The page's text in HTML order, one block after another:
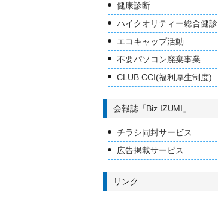
健康診断
ハイクオリティー総合健診
エコキャップ活動
不要パソコン廃棄事業
CLUB CCI(福利厚生制度)
会報誌「Biz IZUMI」
チラシ同封サービス
広告掲載サービス
リンク